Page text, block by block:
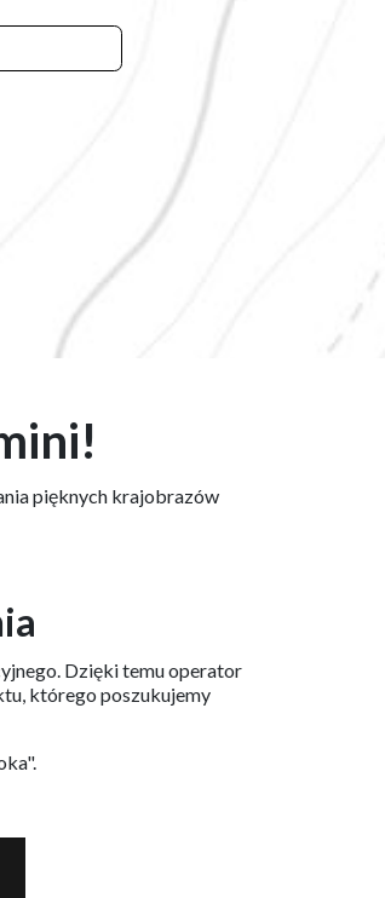
pięknych krajobrazów
Dzięki temu operator
którego poszukujemy